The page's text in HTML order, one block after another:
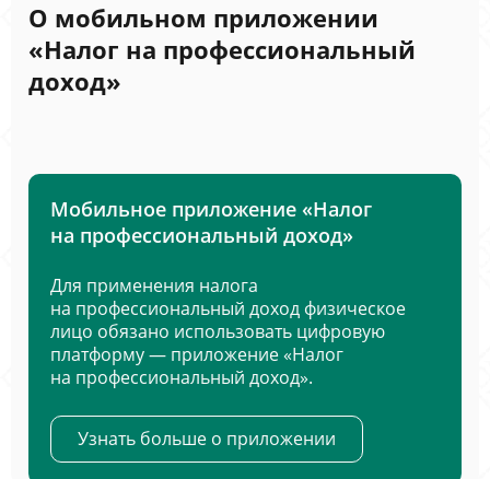
О мобильном приложении
«Налог на профессиональный
доход»
Мобильное приложение «Налог
на профессиональный доход»
Для применения налога
на профессиональный доход физическое
лицо обязано использовать цифровую
платформу — приложение «Налог
на профессиональный доход».
Узнать больше о приложении